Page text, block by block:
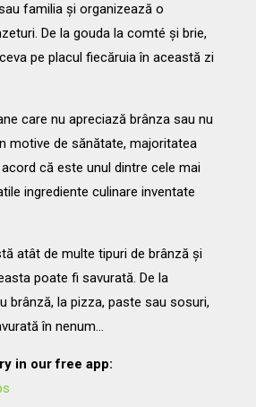
familia și organizează o
De la gouda la comté și brie,
pe placul fiecăruia în această zi
care nu apreciază brânza sau nu
motive de sănătate, majoritatea
că este unul dintre cele mai
ingrediente culinare inventate
atât de multe tipuri de brânză și
poate fi savurată. De la
brânză, la pizza, paste sau sosuri,
în nenum…
in our free app: